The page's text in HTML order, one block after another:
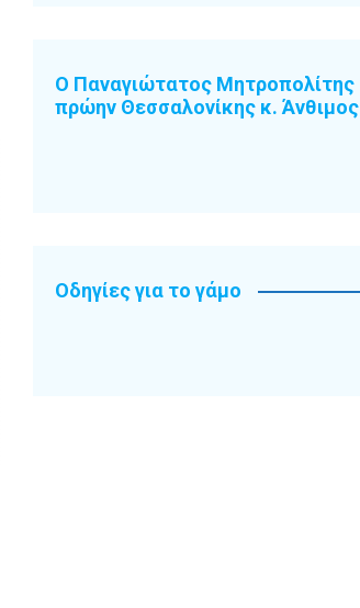
Ο Παναγιώτατος Μητροπολίτης
πρώην Θεσσαλονίκης κ. Άνθιμος
Οδηγίες για το γάμο